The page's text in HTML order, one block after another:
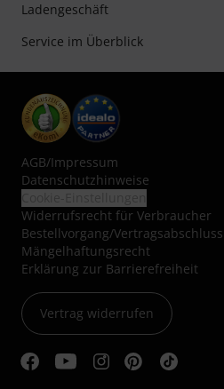
Ladengeschäft
Service im Überblick
AGB/Impressum
Datenschutzhinweise
Widerrufsrecht für Verbraucher
Bestellvorgang/Vertragsabschluss
Mängelhaftungsrecht
Erklärung zur Barrierefreiheit
Vertrag widerrufen